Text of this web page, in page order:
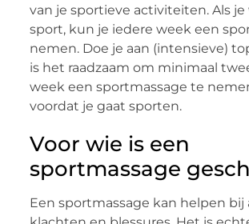
van je sportieve activiteiten. Als
sport, kun je iedere week een
nemen. Doe je aan (intensieve)
is het raadzaam om minimaal
week een sportmassage te
voordat je gaat sporten.
Voor wie is een
sportmassage
Een sportmassage kan helpen bij